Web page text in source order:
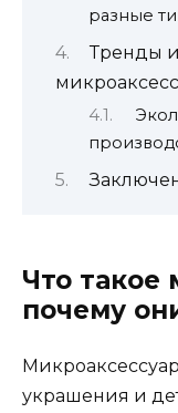
разные
Тренды
Что такое
почему
украшения и